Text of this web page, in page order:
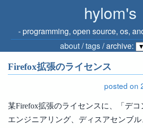
hylom's
‐ programming, open source, os,
about/tags/ archive:
Firefox拡張のライセンス
posted on
某Firefox拡張のライセンスに、「デ
エンジニアリング、ディスアセンブル